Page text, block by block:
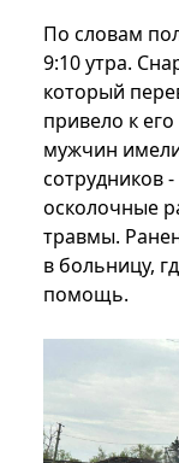
По словам
9:10 утра.
который
привело к
мужчин имели
сотрудников
осколочные
травмы.
в больницу,
помощь.